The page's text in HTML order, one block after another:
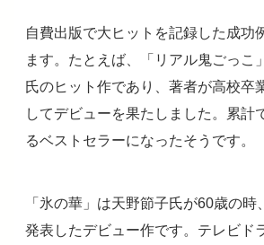
自費出版で大ヒットを記録した成功
ます。たとえば、「リアル鬼ごっこ
氏のヒット作であり、著者が高校卒
してデビューを果たしました。累計
るベストセラーになったそうです。
「氷の華」は天野節子氏が60歳の時
発表したデビュー作です。テレビド